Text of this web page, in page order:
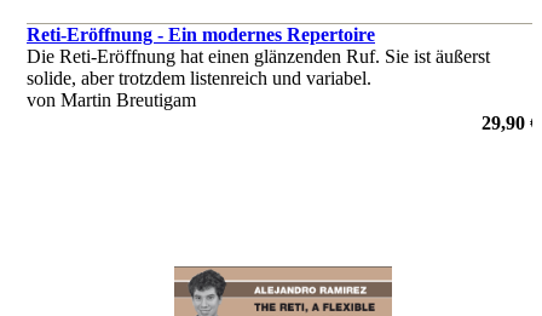
Reti-Eröffnung - Ein modernes Repertoire
Die Reti-Eröffnung hat einen glänzenden Ruf. Sie ist äußerst
solide, aber trotzdem listenreich und variabel.
von Martin Breutigam
29,90 €